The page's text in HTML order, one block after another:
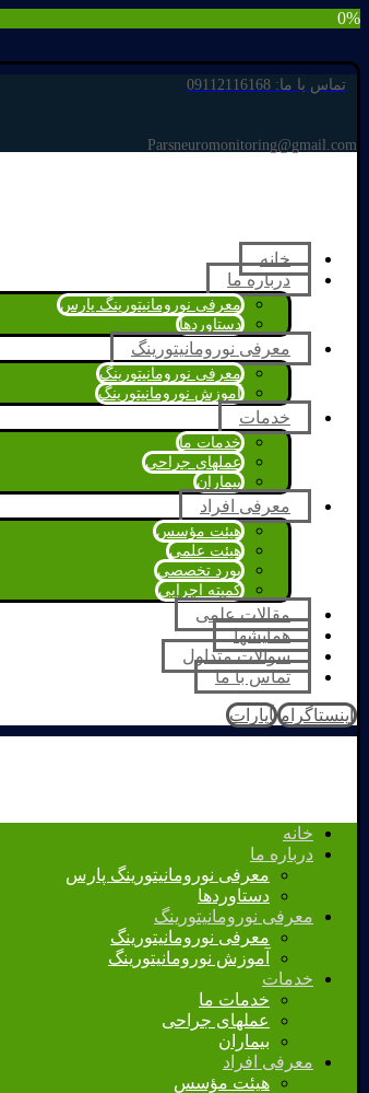
0%
تماس با ما: 09112116168
Parsneuromonitoring@gmail.com
خانه
درباره ما
معرفی نورومانیتورینگ پارس
دستاوردها
معرفی نورومانیتورینگ
معرفی نورومانیتورینگ
آموزش نورومانیتورینگ
خدمات
خدمات ما
عملهای جراحی
بیماران
معرفی افراد
هیئت مؤسس
هیئت علمی
بورد تخصصی
کمیته اجرایی
مقالات علمی
همایشها
سوالات متداول
تماس با ما
اینستاگرام آپارات
خانه
درباره ما
معرفی نورومانیتورینگ پارس
دستاوردها
معرفی نورومانیتورینگ
معرفی نورومانیتورینگ
آموزش نورومانیتورینگ
خدمات
خدمات ما
عملهای جراحی
بیماران
معرفی افراد
هیئت مؤسس